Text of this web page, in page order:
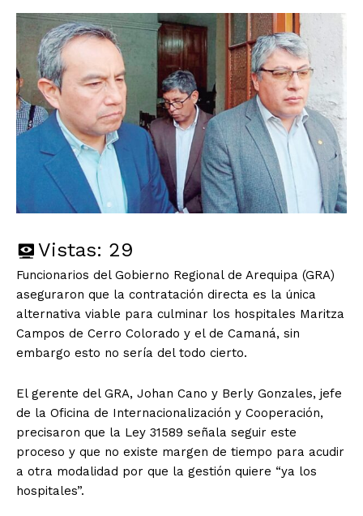
Vistas: 29
Funcionarios del Gobierno Regional de Arequipa (GRA)
aseguraron que la contratación directa es la única
alternativa viable para culminar los hospitales Maritza
Campos de Cerro Colorado y el de Camaná, sin
embargo esto no sería del todo cierto.
El gerente del GRA, Johan Cano y Berly Gonzales, jefe
de la Oficina de Internacionalización y Cooperación,
precisaron que la Ley 31589 señala seguir este
proceso y que no existe margen de tiempo para acudir
a otra modalidad por que la gestión quiere “ya los
hospitales”.